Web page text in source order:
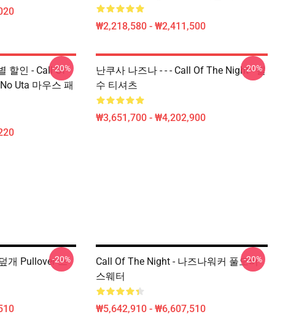
₩2,218,580 - ₩2,411,500
할인 - Call Of
Uta 마우스 패
-20%
난쿠사 나즈나 - - - Call Of The Night - 필
수 티셔츠
₩3,651,700 - ₩4,202,900
-20%
개 Pullover 스
-20%
Call Of The Night - 나즈나워커 풀오버
스웨터
₩5,642,910 - ₩6,607,510
-20%